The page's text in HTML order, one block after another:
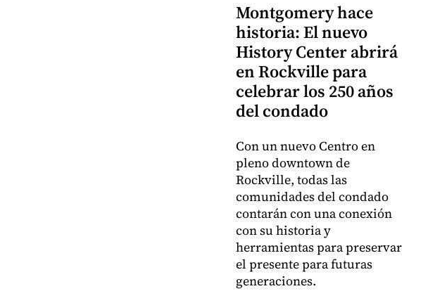
Montgomery hace
historia: El nuevo
History Center abrirá
en Rockville para
celebrar los 250 años
del condado
Con un nuevo Centro en
pleno downtown de
Rockville, todas las
comunidades del condado
contarán con una conexión
con su historia y
herramientas para preservar
el presente para futuras
generaciones.